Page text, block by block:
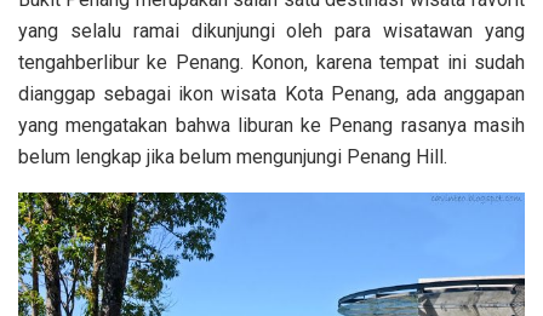
yang selalu ramai dikunjungi oleh para wisatawan yang
tengahberlibur ke Penang. Konon, karena tempat ini sudah
dianggap sebagai ikon wisata Kota Penang, ada anggapan
yang mengatakan bahwa liburan ke Penang rasanya masih
belum lengkap jika belum mengunjungi Penang Hill.